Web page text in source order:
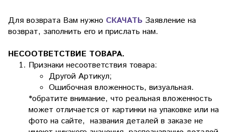
Для возврата Вам нужно СКАЧАТЬ Заявление на
возврат, заполнить его и прислать нам.
НЕСООТВЕТСТВИЕ ТОВАРА.
Признаки несоответствия товара:
Другой Артикул;
Ошибочная вложенность, визуальная.
*обратите внимание, что реальная вложенность
может отличается от картинки на упаковке или на
фото на сайте, названия деталей в заказе не